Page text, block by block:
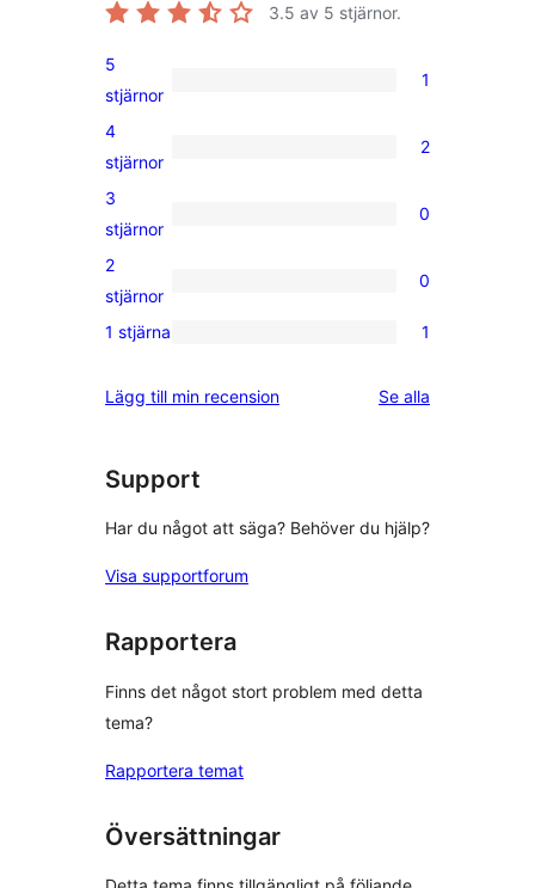
3.5 av 5 stjärnor.
1
5-
stjärnig
5
stjärnor
1
2
4-
stjärniga
4
stjärnor
2
0
3-
stjärniga
3
stjärnor
0
0
2-
recensioner
2
stjärnor
0
1
stjärnig
1 stjärna 1
Lägg till min recension Se alla
Support
Har du något att säga? Behöver du hjälp?
Visa supportforum
Rapportera
Finns det något stort problem med detta
tema?
Rapportera temat
Översättningar